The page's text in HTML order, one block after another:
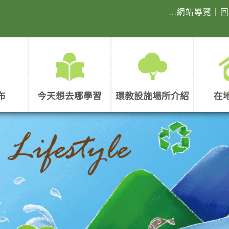
:::網站導覽
今天想去哪學習 環教設施場所介紹 在